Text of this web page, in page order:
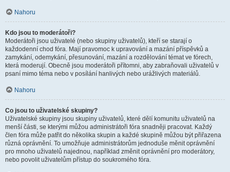
Nahoru
Kdo jsou to moderátoři?
Moderátoři jsou uživatelé (nebo skupiny uživatelů), kteří se starají o
každodenní chod fóra. Mají pravomoc k upravování a mazání příspěvků a
zamykání, odemykání, přesunování, mazání a rozdělování témat ve fórech,
která moderují. Obecně jsou moderátoři přítomni, aby zabraňovali uživatelů v
psaní mimo téma nebo v posílání hanlivých nebo urážlivých materiálů.
Nahoru
Co jsou to uživatelské skupiny?
Uživatelské skupiny jsou skupiny uživatelů, které dělí komunitu uživatelů na
menší části, se kterými můžou administrátoři fóra snadněji pracovat. Každý
člen fóra může patřit do několika skupin a každé skupině můžou být přiřazena
různá oprávnění. To umožňuje administrátorům jednoduše měnit oprávnění
pro mnoho uživatelů najednou, například změnit oprávnění pro moderátory,
nebo povolit uživatelům přístup do soukromého fóra.